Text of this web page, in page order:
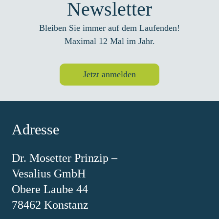
Newsletter
Bleiben Sie immer auf dem Laufenden!
Maximal 12 Mal im Jahr.
Jetzt anmelden
Adresse
Dr. Mosetter Prinzip –
Vesalius GmbH
Obere Laube 44
78462 Konstanz